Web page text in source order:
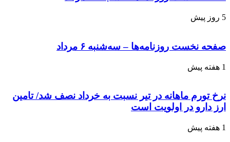
5 روز پیش
صفحه نخست روزنامه‌ها – سه‌شنبه ۶ مرداد
1 هفته پیش
نرخ تورم ماهانه در تیر نسبت به خرداد نصف شد/ تامین
ارز دارو در اولویت است
1 هفته پیش